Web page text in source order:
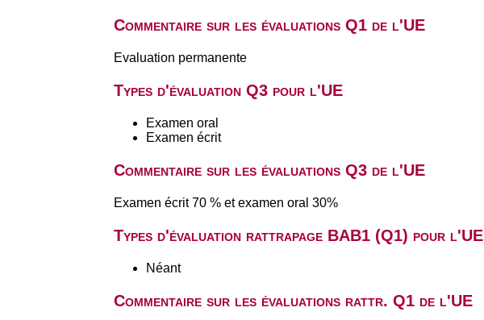
Commentaire sur les évaluations Q1 de l'UE
Evaluation permanente
Types d'évaluation Q3 pour l'UE
Examen oral
Examen écrit
Commentaire sur les évaluations Q3 de l'UE
Examen écrit 70 % et examen oral 30%
Types d'évaluation rattrapage BAB1 (Q1) pour l'UE
Néant
Commentaire sur les évaluations rattr. Q1 de l'UE